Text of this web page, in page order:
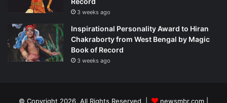
3 weeks ago
Inspirational Personality Award to Hiran
Chakraborty from West Bengal by Magic
Book of Record
3 weeks ago
© Copyright 2026, All Rights Reserved | newsmbr.com |